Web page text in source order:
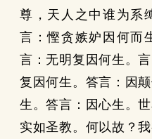
尊，天人之中谁为系
言：慳贪嫉妒因何而
言：无明复因何生。
复因何生。答言：因
生。答言：因心生。
实如圣教。何以故？